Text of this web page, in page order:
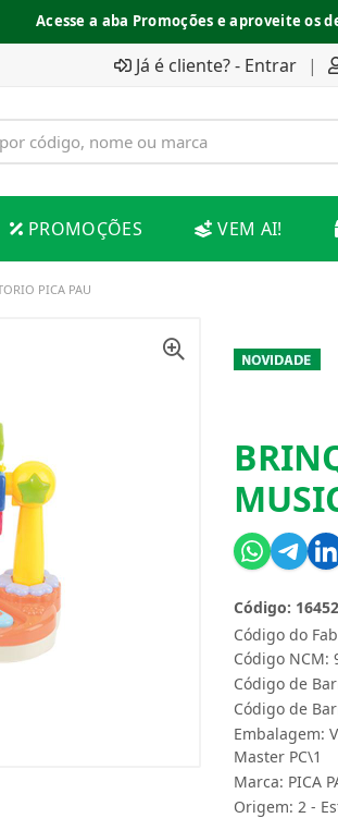
Acesse a aba Promoções e aproveite os
Já é cliente? - Entrar |
PROMOÇÕES VEM AI!
PICA PAU
Código do
Código:
Código NCM:
Código de
Código de
Embalagem:
Master PC\1
Marca: PICA
Origem: 2 -